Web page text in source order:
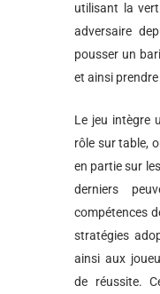
utilisant la
adversaire
pousser un
et ainsi prendre
Le jeu intègre
rôle sur table,
en partie sur
derniers
compétences
stratégies
ainsi aux
de réussite.